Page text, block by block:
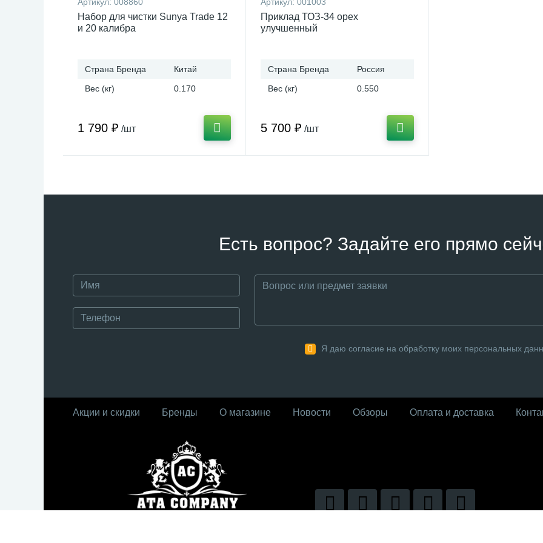
Набор для чистки Sunya Trade 12
и 20 калибра
Страна Бренда
Китай
Вес (кг)
0.170
1 790 ₽ /шт
Приклад ТОЗ-34 орех
улучшенный
Страна Бренда
Россия
Вес (кг)
0.550
5 700 ₽ /шт
Есть вопрос? Задайте его прямо
Я даю согласие на обработку моих персональных
Акции и скидки Бренды О магазине Новости Обзоры Оплата и доставка